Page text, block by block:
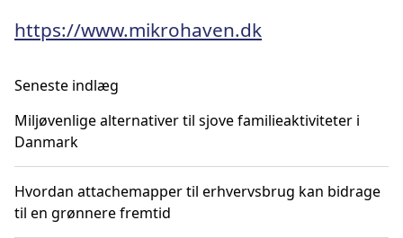
https://www.mikrohaven.dk
Seneste indlæg
Miljøvenlige alternativer til sjove familieaktiviteter i
Danmark
Hvordan attachemapper til erhvervsbrug kan bidrage
til en grønnere fremtid